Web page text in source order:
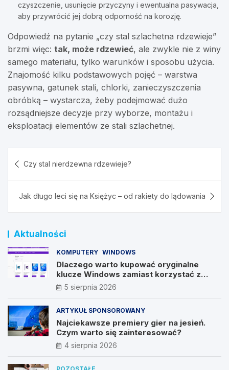
czyszczenie, usunięcie przyczyny i ewentualna pasywacja,
aby przywrócić jej dobrą odporność na korozję.
Odpowiedź na pytanie „czy stal szlachetna rdzewieje”
brzmi więc: tak, może rdzewieć, ale zwykle nie z winy
samego materiału, tylko warunków i sposobu użycia.
Znajomość kilku podstawowych pojęć – warstwa
pasywna, gatunek stali, chlorki, zanieczyszczenia
obróbką – wystarcza, żeby podejmować dużo
rozsądniejsze decyzje przy wyborze, montażu i
eksploatacji elementów ze stali szlachetnej.
wpisu
Czy stal nierdzewna rdzewieje?
Jak długo leci się na Księżyc – od rakiety do lądowania
Aktualności
KOMPUTERY WINDOWS
Dlaczego warto kupować oryginalne
klucze Windows zamiast korzystać z
nieautoryzowanych źródeł?
5 sierpnia 2026
ARTYKUŁ SPONSOROWANY
Najciekawsze premiery gier na jesień.
Czym warto się zainteresować?
4 sierpnia 2026